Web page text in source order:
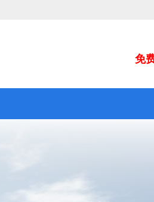
免